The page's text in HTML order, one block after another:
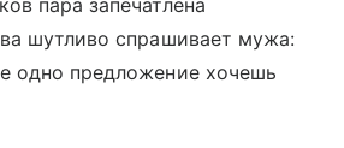
шутливо спрашивает мужа:
одно предложение хочешь